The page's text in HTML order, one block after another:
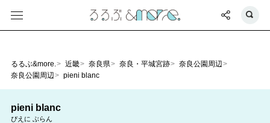
るるぶ&more. 近畿 奈良県 奈良・平城宮跡
奈良公園周辺
奈良公園周辺
pieni blanc
pieni blanc
ぴえに ぶらん